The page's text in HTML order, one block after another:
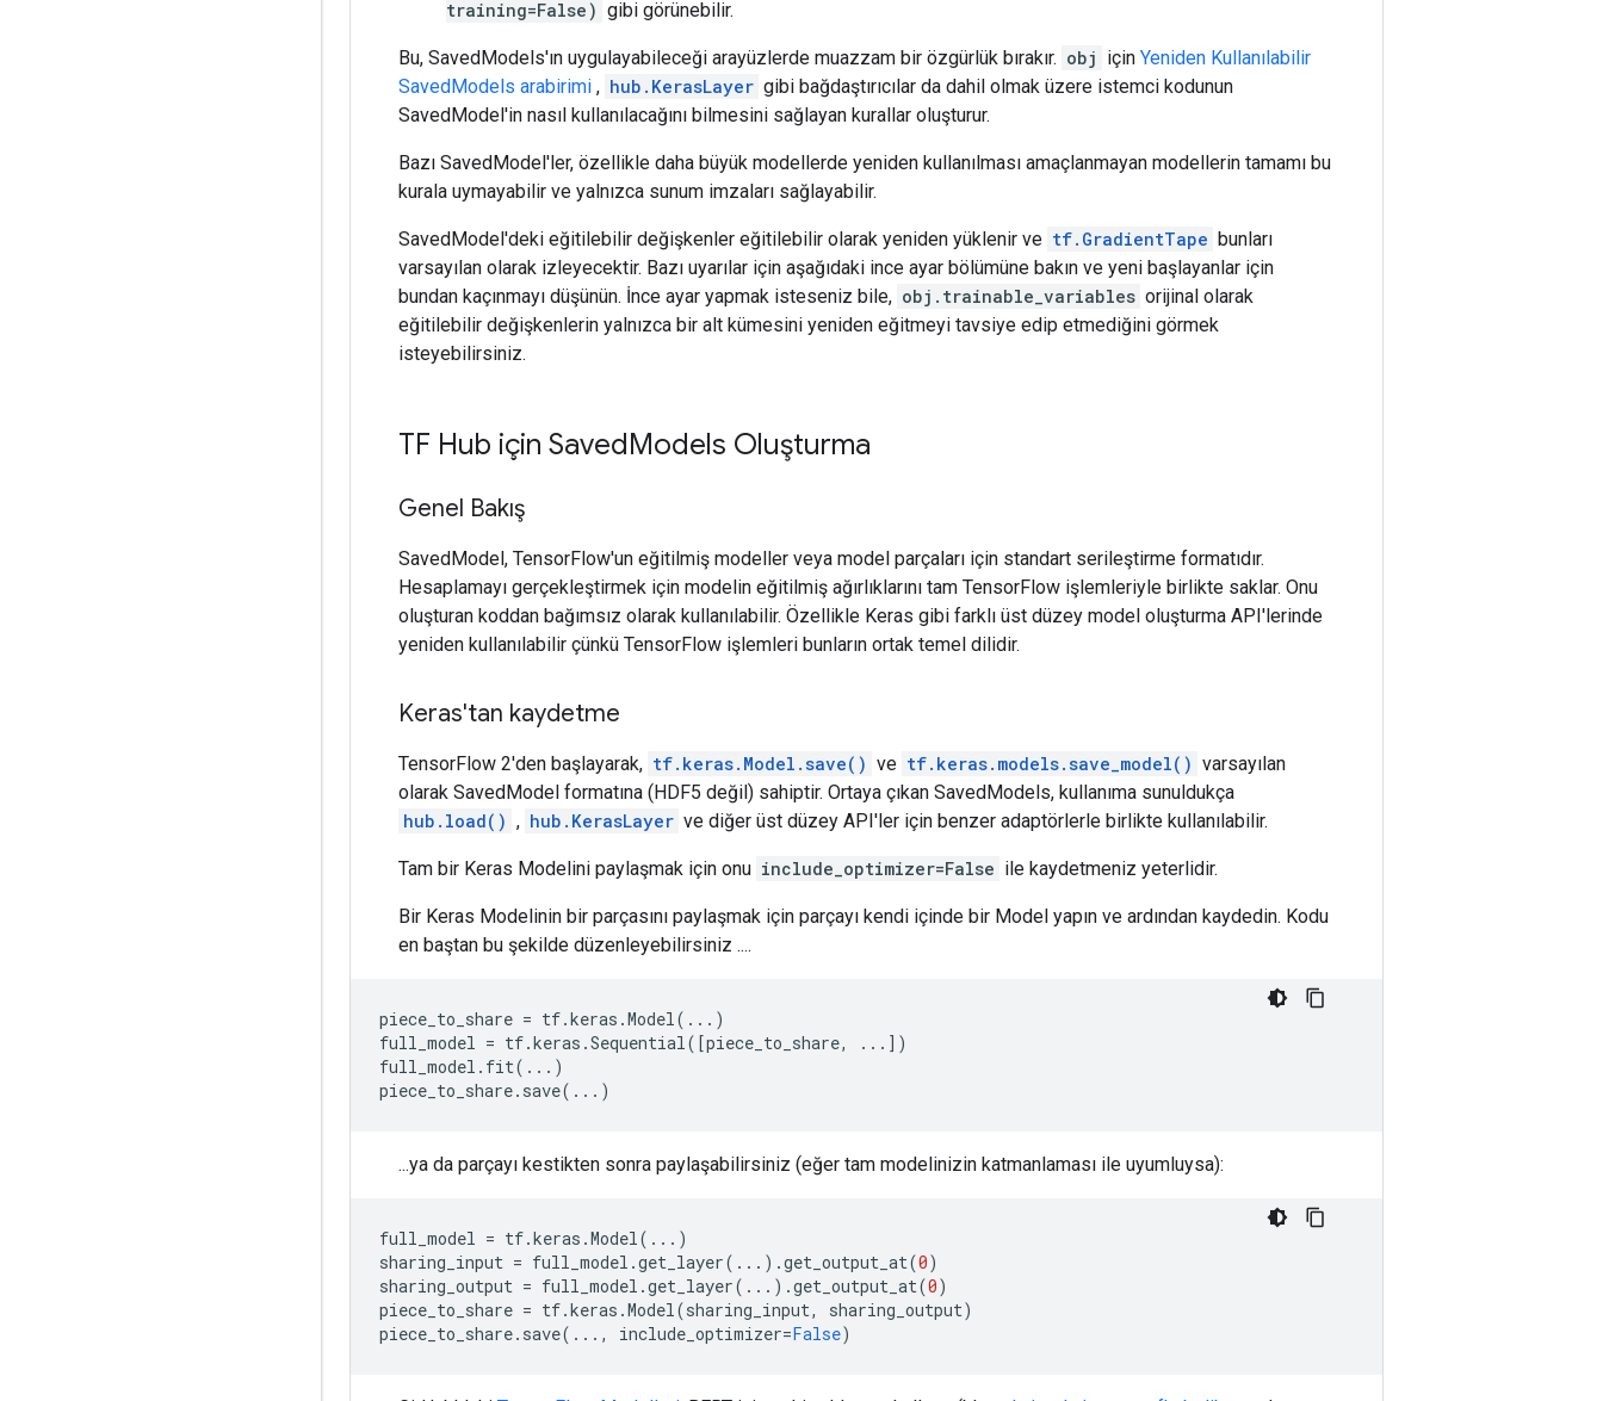
training=False) gibi görünebilir.
Bu, SavedModels'ın uygulayabileceği arayüzlerde muazzam bir özgürlük bırakır. obj için Yeniden Kullanılabilir
SavedModels arabirimi , hub.KerasLayer gibi bağdaştırıcılar da dahil olmak üzere istemci kodunun
SavedModel'in nasıl kullanılacağını bilmesini sağlayan kurallar oluşturur.
Bazı SavedModel'ler, özellikle daha büyük modellerde yeniden kullanılması amaçlanmayan modellerin tamamı bu
kurala uymayabilir ve yalnızca sunum imzaları sağlayabilir.
SavedModel'deki eğitilebilir değişkenler eğitilebilir olarak yeniden yüklenir ve tf.GradientTape bunları
varsayılan olarak izleyecektir. Bazı uyarılar için aşağıdaki ince ayar bölümüne bakın ve yeni başlayanlar için
bundan kaçınmayı düşünün. İnce ayar yapmak isteseniz bile, obj.trainable_variables orijinal olarak
eğitilebilir değişkenlerin yalnızca bir alt kümesini yeniden eğitmeyi tavsiye edip etmediğini görmek
isteyebilirsiniz.
TF Hub için SavedModels Oluşturma
Genel Bakış
SavedModel, TensorFlow'un eğitilmiş modeller veya model parçaları için standart serileştirme formatıdır.
Hesaplamayı gerçekleştirmek için modelin eğitilmiş ağırlıklarını tam TensorFlow işlemleriyle birlikte saklar. Onu
oluşturan koddan bağımsız olarak kullanılabilir. Özellikle Keras gibi farklı üst düzey model oluşturma API'lerinde
yeniden kullanılabilir çünkü TensorFlow işlemleri bunların ortak temel dilidir.
Keras'tan kaydetme
TensorFlow 2'den başlayarak, tf.keras.Model.save() ve tf.keras.models.save_model() varsayılan
olarak SavedModel formatına (HDF5 değil) sahiptir. Ortaya çıkan SavedModels, kullanıma sunuldukça
hub.load() , hub.KerasLayer ve diğer üst düzey API'ler için benzer adaptörlerle birlikte kullanılabilir.
Tam bir Keras Modelini paylaşmak için onu include_optimizer=False ile kaydetmeniz yeterlidir.
Bir Keras Modelinin bir parçasını paylaşmak için parçayı kendi içinde bir Model yapın ve ardından kaydedin. Kodu
en baştan bu şekilde düzenleyebilirsiniz ....
piece_to_share = tf.keras .Model( ... )
full_model = tf.keras .Sequential([piece_to_share, ... ])
full_model . fit( ... )
piece_to_share. save( ... )
...ya da parçayı kestikten sonra paylaşabilirsiniz (eğer tam modelinizin katmanlaması ile uyumluysa):
full_model = tf.keras .Model( ... )
sharing_input = full_model .get_layer( ... ) .get_output_at(0)
sharing_output = full_model .get_layer( ... ) .get_output_at(0)
piece_to_share = tf.keras .Model(sharing_input, sharing_output)
piece_to_share. save( ... , include_optimizer=False)